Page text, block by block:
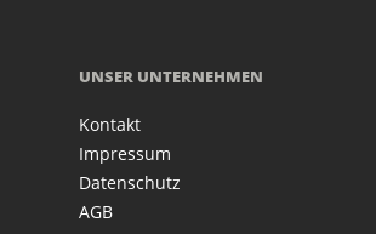
UNSER UNTERNEHMEN
Kontakt
Impressum
Datenschutz
AGB